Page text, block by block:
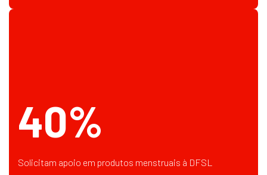
40%
Solicitam apoio em produtos menstruais à DFSL